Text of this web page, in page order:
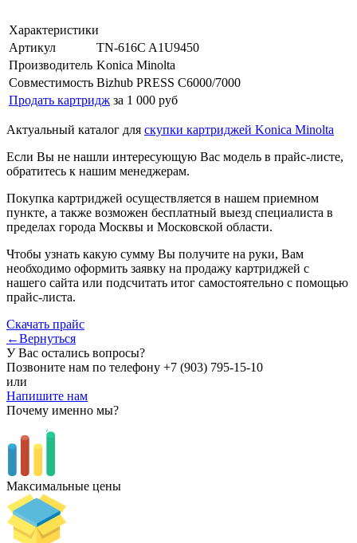
Характеристики
Артикул
TN-616C A1U9450
Производитель Konica Minolta
Совместимость Bizhub PRESS C6000/7000
Продать картридж за 1 000 руб
Актуальный каталог для скупки картриджей Konica Minolta
Если Вы не нашли интересующую Вас модель в прайс-листе,
обратитесь к нашим менеджерам.
Покупка картриджей осуществляется в нашем приемном
пункте, а также возможен бесплатный выезд специалиста в
пределах города Москвы и Московской области.
Чтобы узнать какую сумму Вы получите на руки, Вам
необходимо оформить заявку на продажу картриджей с
нашего сайта или подсчитать итог самостоятельно с помощью
прайс-листа.
Скачать прайс
←Вернуться
У Вас остались вопросы?
Позвоните нам по телефону +7 (903) 795-15-10
или
Напишите нам
Почему именно мы?
Максимальные цены